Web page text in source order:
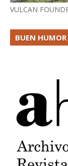
VULCAN
BUEN